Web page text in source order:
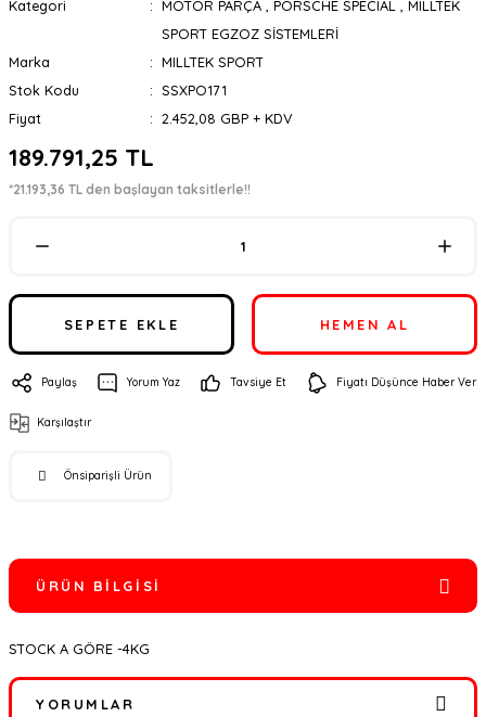
Kategori MOTOR PARÇA PORSCHE SPECIAL
MILLTEK
SPORT EGZOZ SİSTEMLERİ
Marka
MILLTEK SPORT
Stok Kodu
SSXPO171
Fiyat
2.452,08 GBP + KDV
189.791,25 TL
*21.193,36 TL den başlayan taksitlerle!!
SEPETE EKLE HEMEN AL
Paylaş Yorum Yaz Tavsiye Et Fiyatı Düşünce Haber Ver
Karşılaştır
Önsiparişli Ürün
ÜRÜN BILGISI
STOCK A GÖRE -4KG
YORUMLAR